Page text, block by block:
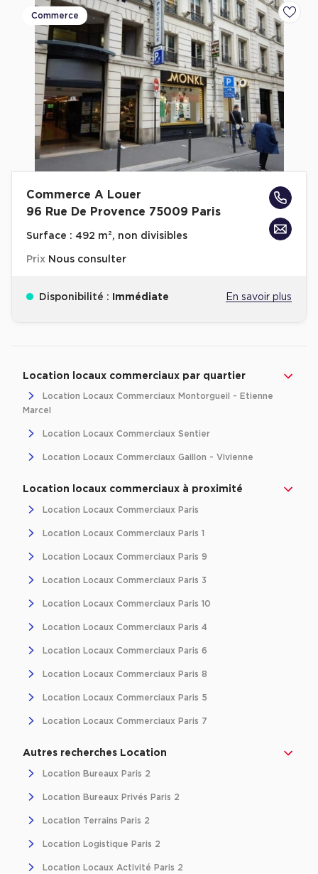
Cas Clients
Commerce
Commerce A Louer
96 Rue De Provence 75009 Paris
Surface : 492 m², non divisibles
Prix Nous consulter
Disponibilité : Immédiate En savoir plus
Location locaux commerciaux par quartier
Location Locaux Commerciaux Montorgueil - Etienne
Marcel
Location Locaux Commerciaux Sentier
Location Locaux Commerciaux Gaillon - Vivienne
Location locaux commerciaux à proximité
Location Locaux Commerciaux Paris
Location Locaux Commerciaux Paris 1
Location Locaux Commerciaux Paris 9
Location Locaux Commerciaux Paris 3
Location Locaux Commerciaux Paris 10
Location Locaux Commerciaux Paris 4
Location Locaux Commerciaux Paris 6
Location Locaux Commerciaux Paris 8
Location Locaux Commerciaux Paris 5
Location Locaux Commerciaux Paris 7
Autres recherches Location
Location Bureaux Paris 2
Location Bureaux Privés Paris 2
Location Terrains Paris 2
Location Logistique Paris 2
Location Locaux Activité Paris 2